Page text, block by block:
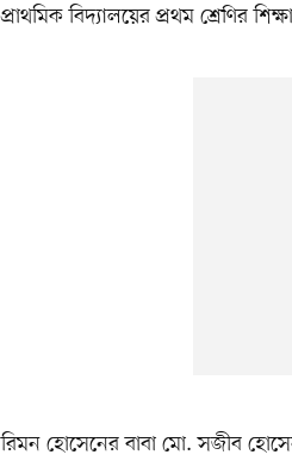
প্রাথমিক বিদ্যালয়ের প্রথম শ্রেণির
রিমন হোসেনের বাবা মো. সজীব